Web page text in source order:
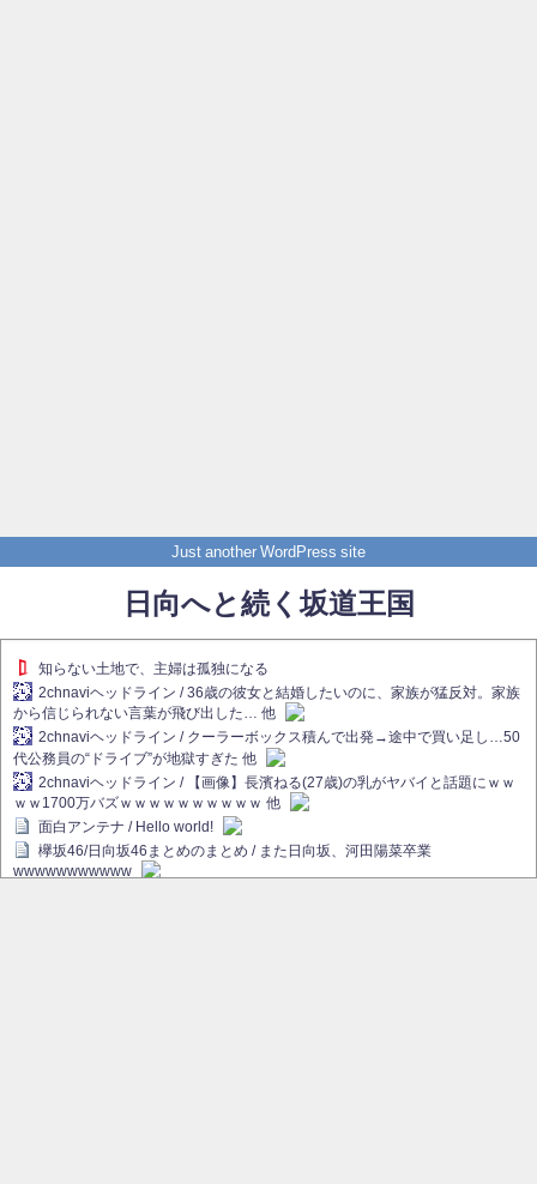
Just another WordPress site
日向へと続く坂道王国
知らない土地で、主婦は孤独になる
2chnaviヘッドライン / 36歳の彼女と結婚したいのに、家族が猛反対。家族
から信じられない言葉が飛び出した… 他
2chnaviヘッドライン / クーラーボックス積んで出発→途中で買い足し…50
代公務員の“ドライブ”が地獄すぎた 他
2chnaviヘッドライン / 【画像】長濱ねる(27歳)の乳がヤバイと話題にｗｗ
ｗｗ1700万バズｗｗｗｗｗｗｗｗｗｗ 他
面白アンテナ / Hello world!
欅坂46/日向坂46まとめのまとめ / また日向坂、河田陽菜卒業
wwwwwwwwwww